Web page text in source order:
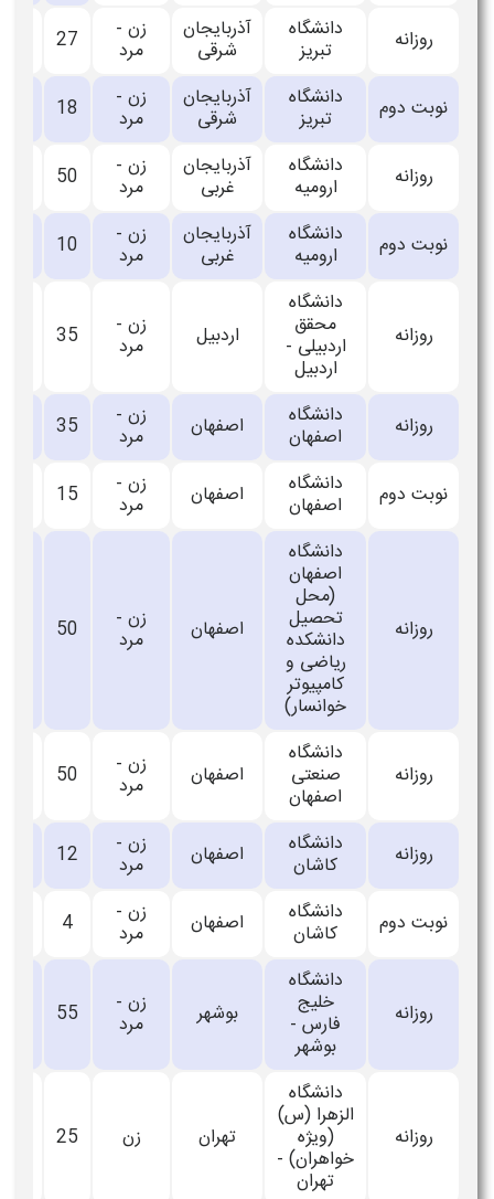
روزانه
دانشگاه
تبریز
آذربایجان
شرقی
زن -
مرد 27
نوبت دوم دانشگاه
تبریز
آذربایجان
شرقی
زن -
مرد 18
روزانه دانشگاه
ارومیه
آذربایجان
غربی
زن -
مرد 50
نوبت دوم دانشگاه
ارومیه
آذربایجان
غربی
زن -
مرد 10
روزانه
دانشگاه
محقق
اردبیلی -
اردبیل
اردبیل زن -
مرد 35
روزانه دانشگاه
اصفهان اصفهان زن -
مرد 35
نوبت دوم دانشگاه
اصفهان اصفهان زن -
مرد 15
روزانه
دانشگاه
اصفهان
(محل
تحصیل
دانشکده
ریاضی و
کامپیوتر
خوانسار)
اصفهان زن -
مرد 50
روزانه
دانشگاه
صنعتی
اصفهان
اصفهان زن -
مرد 50
روزانه دانشگاه
کاشان اصفهان زن -
مرد 12
نوبت دوم دانشگاه
کاشان اصفهان زن -
مرد
روزانه
دانشگاه
خلیج
فارس -
بوشهر
بوشهر زن -
مرد 55
روزانه
دانشگاه
الزهرا (س)
(ویژه
خواهران) -
تهران
تهران زن 25